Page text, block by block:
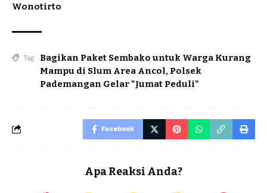
Wonotirto
Tag
Bagikan Paket Sembako untuk Warga Kurang
Mampu di Slum Area Ancol, Polsek
Pademangan Gelar "Jumat Peduli"
Facebook
Apa Reaksi Anda?